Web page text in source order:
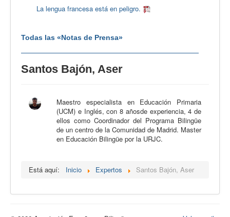
La lengua francesa está en peligro.
Todas las «Notas de Prensa»
Santos Bajón, Aser
Maestro especialista en Educación Primaria
(UCM) e Inglés, con 8 añosde experiencia, 4 de
ellos como Coordinador del Programa Bilingüe
de un centro de la Comunidad de Madrid. Master
en Educación Bilingüe por la URJC.
Está aquí: Inicio Expertos Santos Bajón, Aser